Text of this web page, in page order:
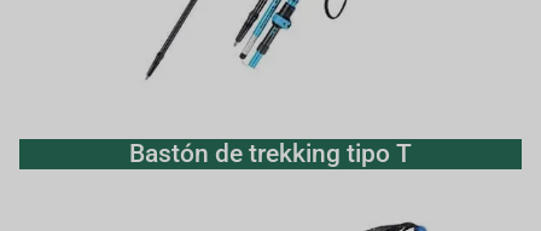
Bastón de trekking tipo T